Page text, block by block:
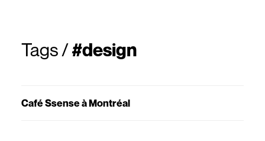
Tags/#design
Café Ssense à Montréal